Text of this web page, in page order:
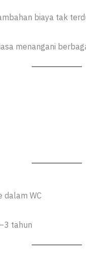
biaya tak
menangani
dalam WC
tahun